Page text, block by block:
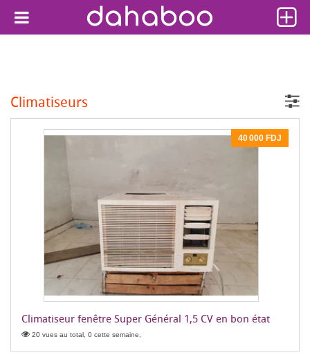
Climatiseurs
40 000 FDJ
Climatiseur fenêtre Super Général 1,5 CV en bon état
20 vues au total, 0 cette semaine,